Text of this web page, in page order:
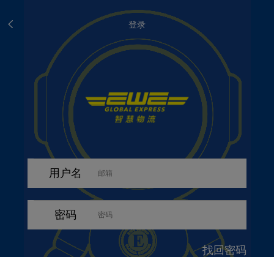
登录
用户名
密码
找回密码